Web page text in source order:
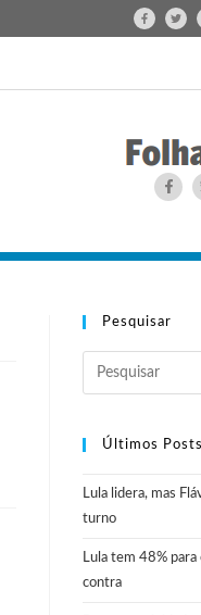
Pesquisar
Últimos Posts
Lula lidera, mas
turno
Lula tem 48%
contra